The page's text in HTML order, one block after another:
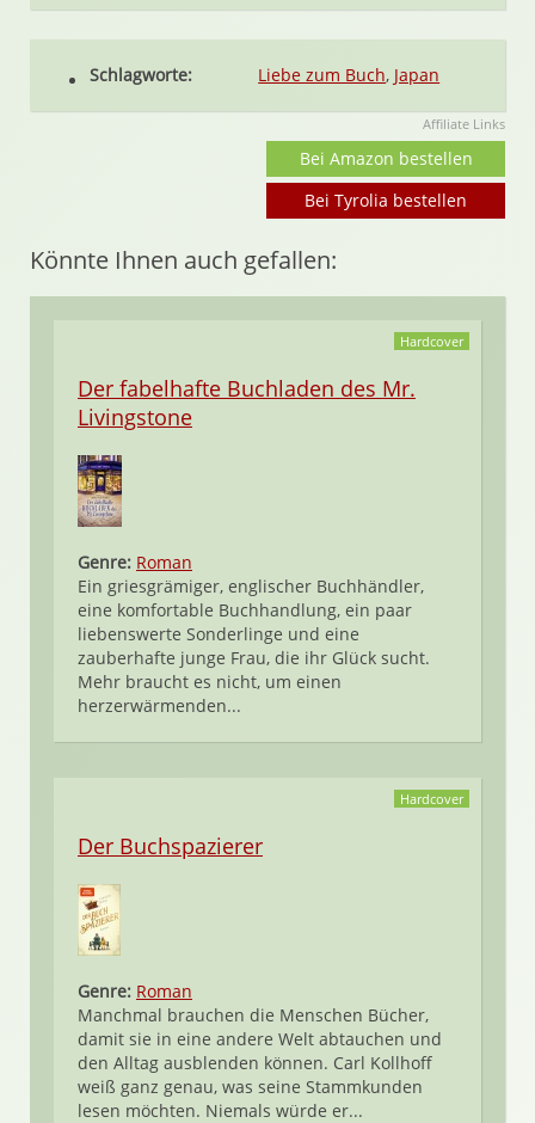
Schlagworte: Liebe zum Buch, Japan
Affiliate Links
Bei Amazon bestellen
Bei Tyrolia bestellen
Könnte Ihnen auch gefallen:
Hardcover
Der fabelhafte Buchladen des Mr.
Livingstone
Genre: Roman
Ein griesgrämiger, englischer Buchhändler,
eine komfortable Buchhandlung, ein paar
liebenswerte Sonderlinge und eine
zauberhafte junge Frau, die ihr Glück sucht.
Mehr braucht es nicht, um einen
herzerwärmenden...
Hardcover
Der Buchspazierer
Genre: Roman
Manchmal brauchen die Menschen Bücher,
damit sie in eine andere Welt abtauchen und
den Alltag ausblenden können. Carl Kollhoff
weiß ganz genau, was seine Stammkunden
lesen möchten. Niemals würde er...